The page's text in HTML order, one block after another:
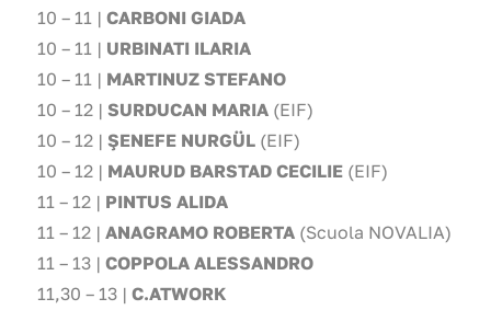
10 – 11 | CARBONI GIADA
10 – 11 | URBINATI ILARIA
10 – 11 | MARTINUZ STEFANO
10 – 12 | SURDUCAN MARIA (EIF)
10 – 12 | ŞENEFE NURGÜL (EIF)
10 – 12 | MAURUD BARSTAD CECILIE (EIF)
11 – 12 | PINTUS ALIDA
11 – 12 | ANAGRAMO ROBERTA (Scuola NOVALIA)
11 – 13 | COPPOLA ALESSANDRO
11,30 – 13 | C.ATWORK